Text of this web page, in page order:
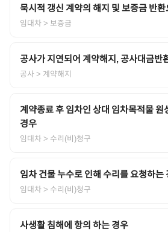
묵시적 갱신 계약의 해지 및 보증금 반
임대차> 보증금
공사가 지연되어 계약해지, 공사대금반
공사> 계약해지
계약종료 후 임차인 상대 임차목적물
경우
임대차> 수리(비)청구
임차 건물 누수로 인해 수리를 요청하
임대차> 수리(비)청구
사생활 침해에 항의 하는 경우